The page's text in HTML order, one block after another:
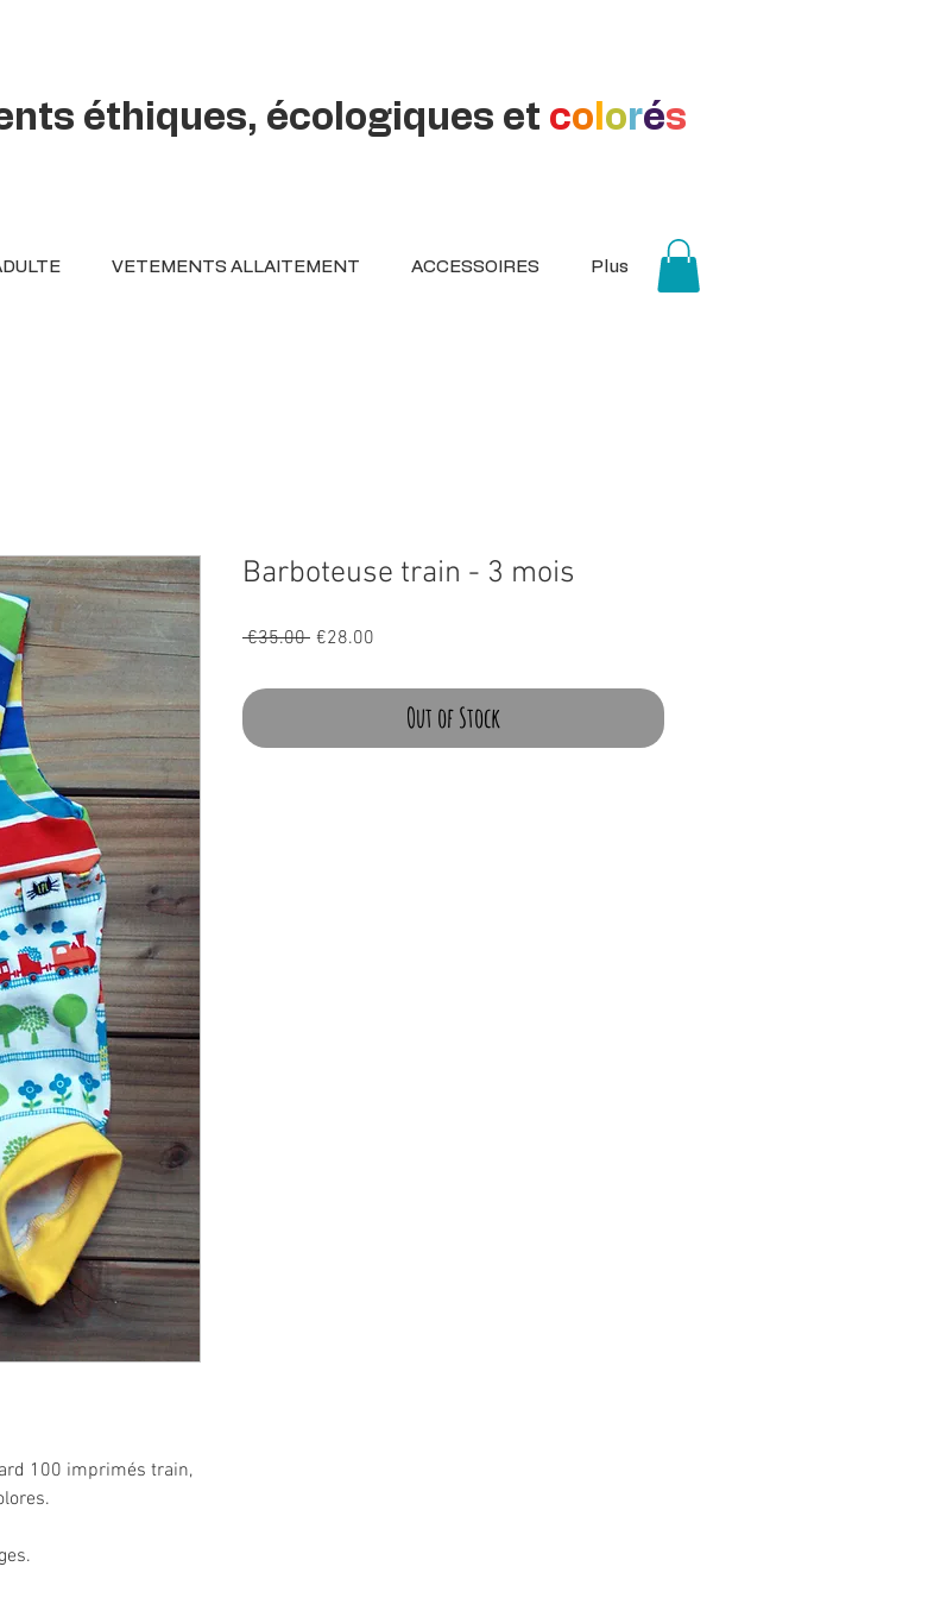
éthiques, écologiques et co orés
VETEMENTS ALLAITEMENT ACCESSOIRES Plus
100 imprimés train,
Barboteuse train - 3 mois
€35.00 Regular
€28.00
Out of Stock